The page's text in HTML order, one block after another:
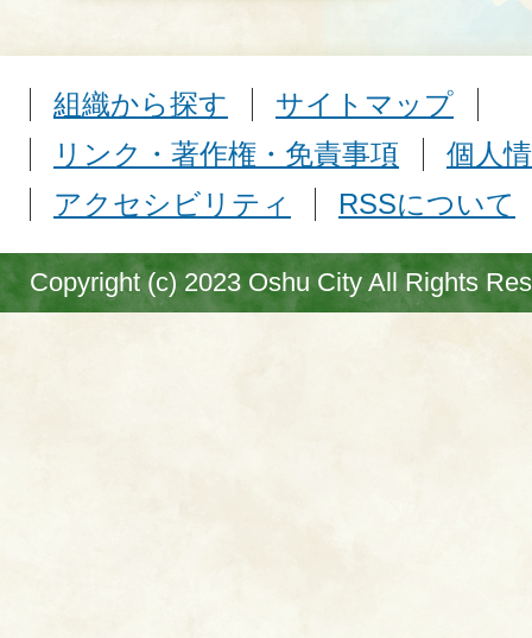
組織から探す
サイトマップ
リンク・著作権・免責事項
個人
アクセシビリティ
RSSについて
Copyright (c) 2023 Oshu City All Rights